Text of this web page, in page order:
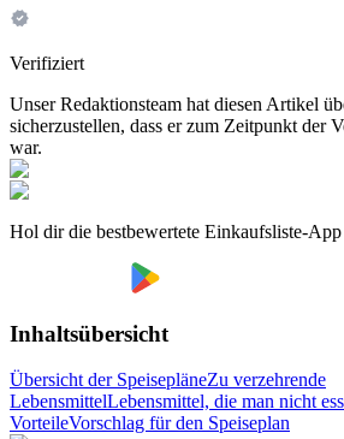
Verifiziert
Unser Redaktionsteam hat diesen Artikel
sicherzustellen, dass er zum Zeitpunkt der
war.
Hol dir die bestbewertete Einkaufsliste-
Inhaltsübersicht
Übersicht der SpeisepläneZu verzehrende
LebensmittelLebensmittel, die man nicht
VorteileVorschlag für den Speiseplan